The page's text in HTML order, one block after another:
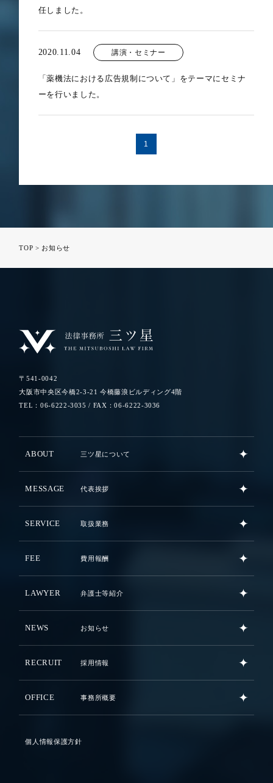
任しました。
2020.11.04 講演・セミナー
「薬機法における広告規制について」をテーマにセミナ
ーを行いました。
1
TOP > お知らせ
〒541-0042
大阪市中央区今橋2-3-21 今橋藤浪ビルディング4階
TEL：06-6222-3035 / FAX：06-6222-3036
ABOUT 三ツ星について
MESSAGE 代表挨拶
SERVICE 取扱業務
FEE 費用報酬
LAWYER 弁護士等紹介
NEWS お知らせ
RECRUIT 採用情報
OFFICE 事務所概要
個人情報保護方針